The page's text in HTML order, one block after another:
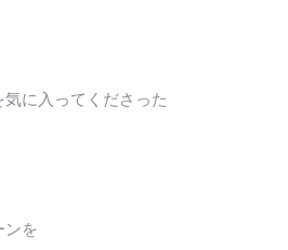
に入ってくださった
ンを